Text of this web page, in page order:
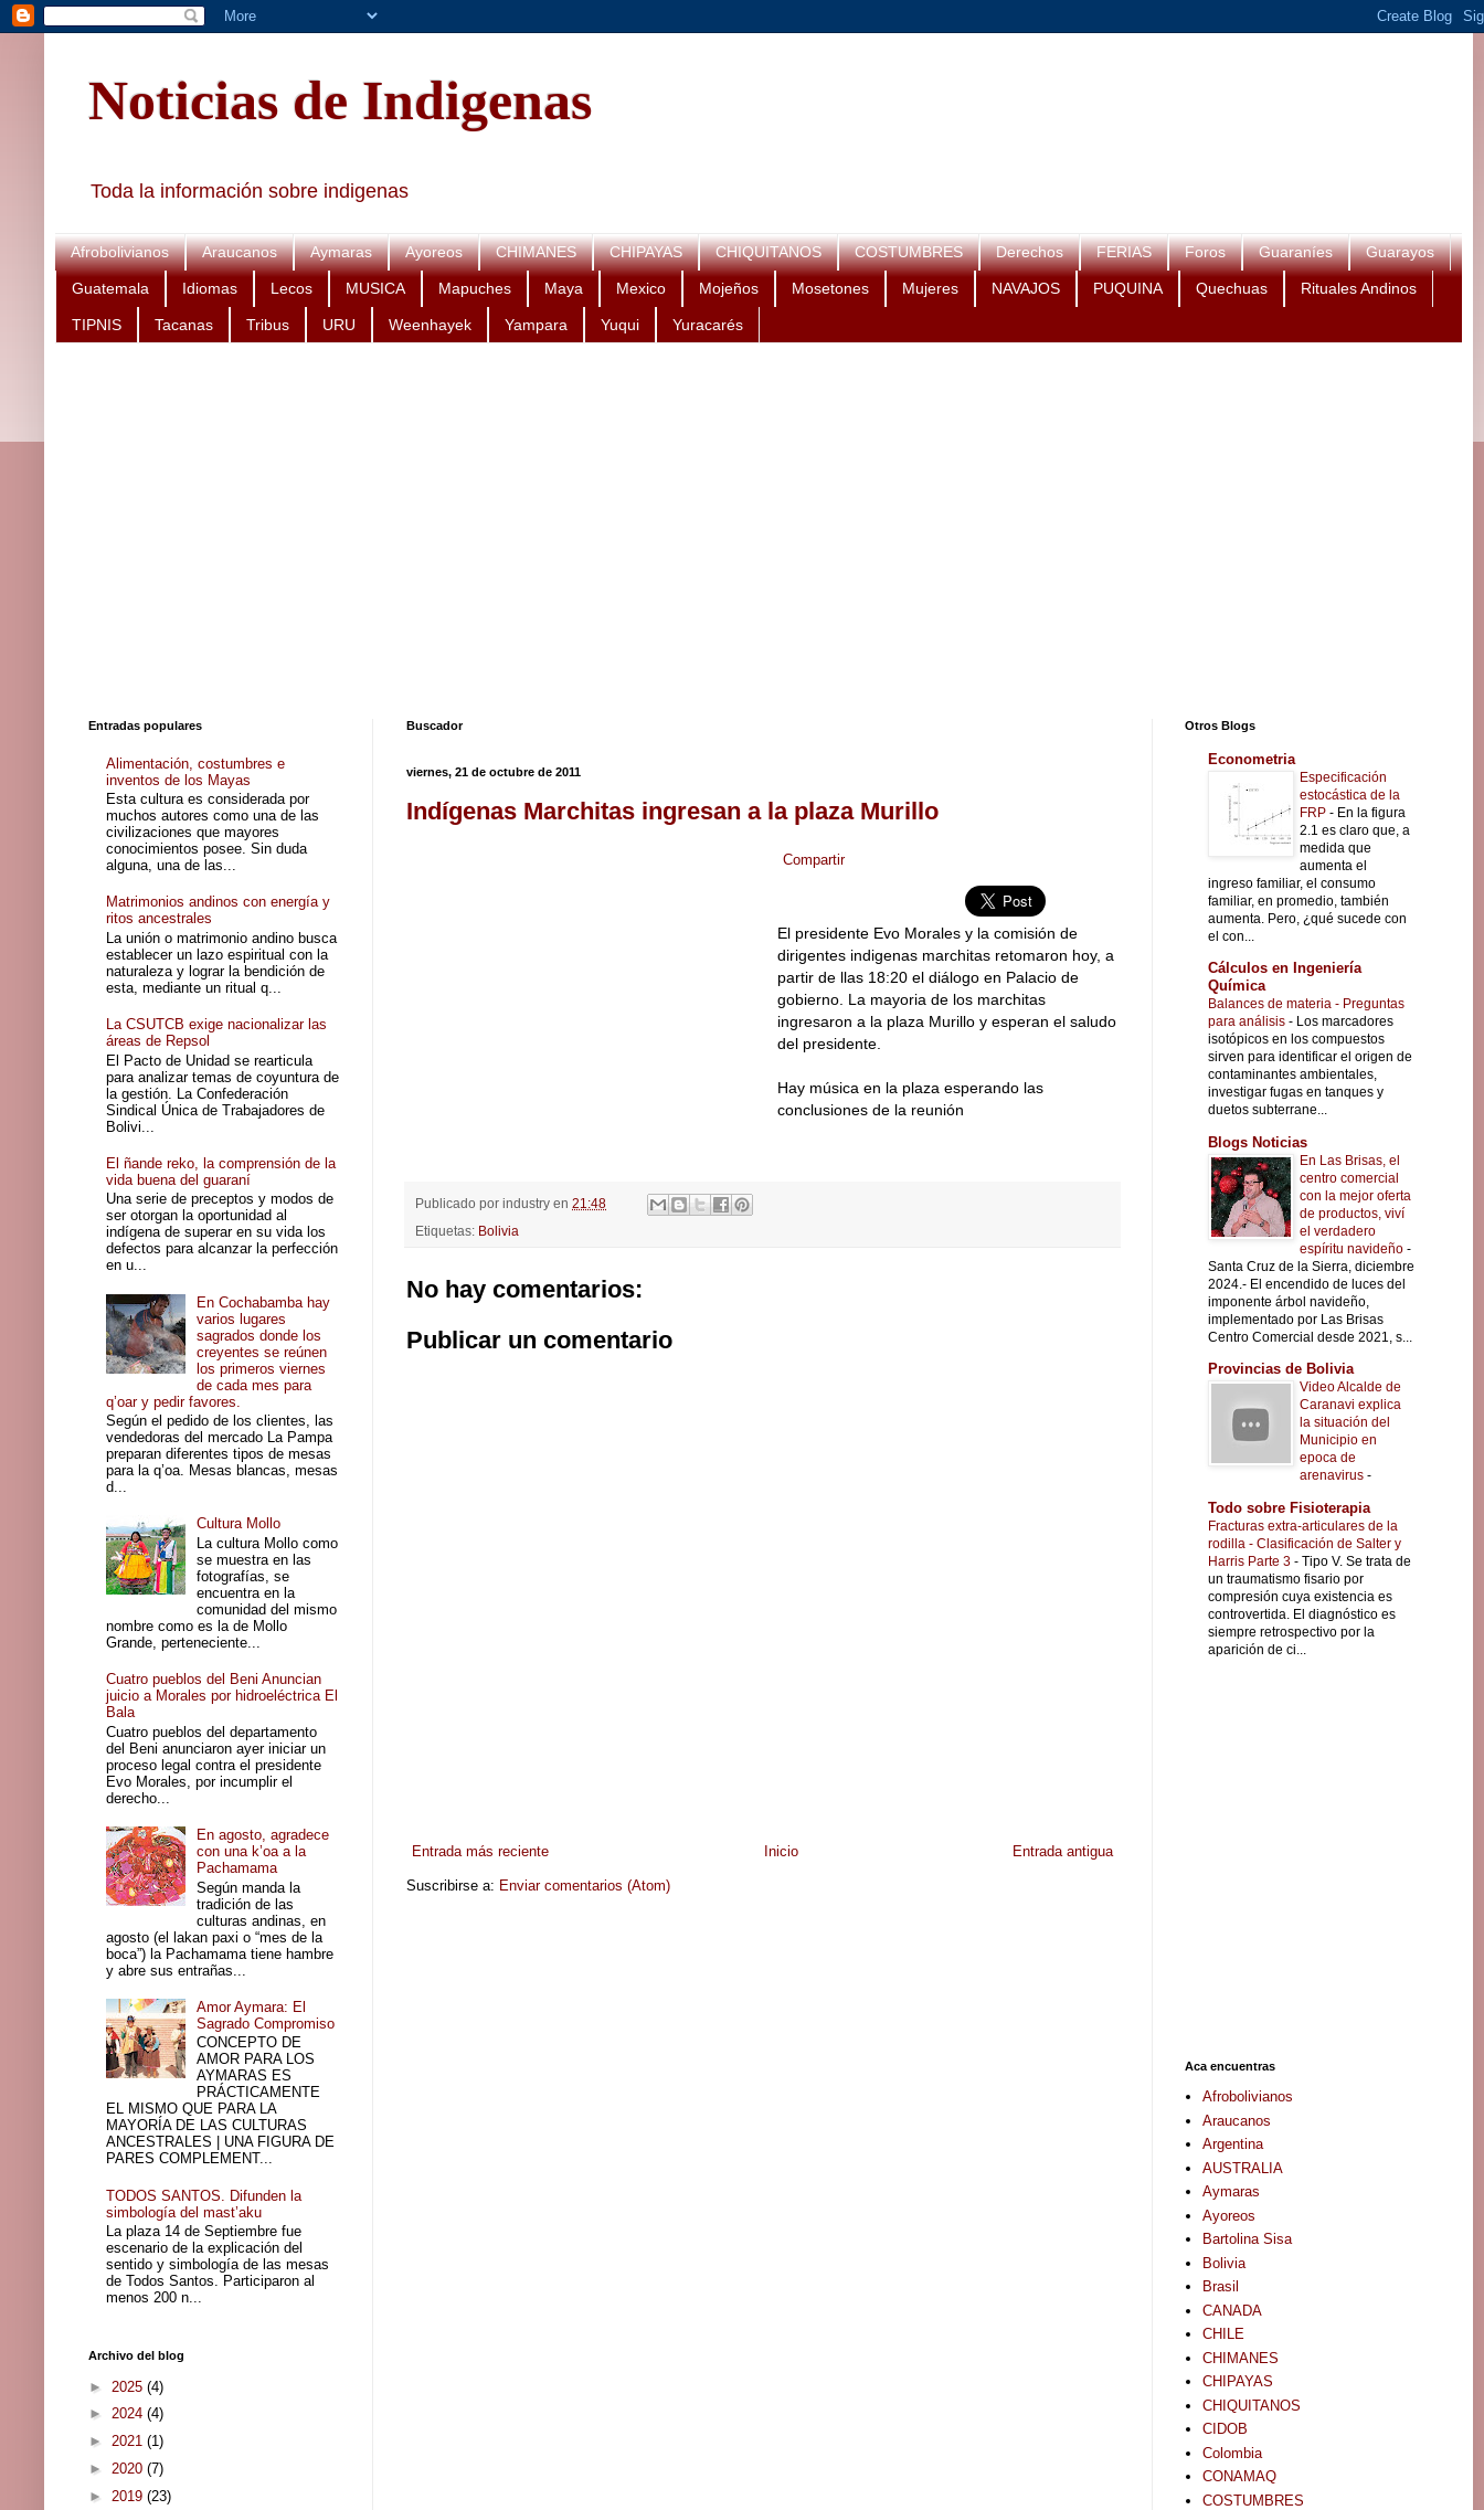
Noticias de Indigenas
Toda la información sobre indigenas
Afrobolivianos Araucanos Aymaras Ayoreos CHIMANES CHIPAYAS CHIQUITANOS COSTUMBRES Derechos FERIAS Foros Guaraníes Guarayos
Guatemala Idiomas Lecos MUSICA Mapuches Maya Mexico Mojeños Mosetones Mujeres NAVAJOS PUQUINA Quechuas Rituales Andinos
TIPNIS Tacanas Tribus URU Weenhayek Yampara Yuqui Yuracarés
Buscador
viernes, 21 de octubre de 2011
Indígenas Marchitas ingresan a la plaza Murillo
Compartir
El presidente Evo Morales y la comisión de
dirigentes indigenas marchitas retomaron hoy, a
partir de llas 18:20 el diálogo en Palacio de
gobierno. La mayoria de los marchitas
ingresaron a la plaza Murillo y esperan el saludo
del presidente.
Hay música en la plaza esperando las
conclusiones de la reunión
Publicado por industry en 21:48
Etiquetas: Bolivia
No hay comentarios:
Publicar un comentario
Entrada más reciente Entrada antigua
Inicio
Suscribirse a: Enviar comentarios (Atom)
Entradas populares
Alimentación, costumbres e
inventos de los Mayas
Esta cultura es considerada por
muchos autores como una de las
civilizaciones que mayores
conocimientos posee. Sin duda
alguna, una de las...
Matrimonios andinos con energía y
ritos ancestrales
La unión o matrimonio andino busca
establecer un lazo espiritual con la
naturaleza y lograr la bendición de
esta, mediante un ritual q...
La CSUTCB exige nacionalizar las
áreas de Repsol
El Pacto de Unidad se rearticula
para analizar temas de coyuntura de
la gestión. La Confederación
Sindical Única de Trabajadores de
Bolivi...
El ñande reko, la comprensión de la
vida buena del guaraní
Una serie de preceptos y modos de
ser otorgan la oportunidad al
indígena de superar en su vida los
defectos para alcanzar la perfección
en u...
En Cochabamba hay
varios lugares
sagrados donde los
creyentes se reúnen
los primeros viernes
de cada mes para
q’oar y pedir favores.
Según el pedido de los clientes, las
vendedoras del mercado La Pampa
preparan diferentes tipos de mesas
para la q’oa. Mesas blancas, mesas
d...
Cultura Mollo
La cultura Mollo como
se muestra en las
fotografías, se
encuentra en la
comunidad del mismo
nombre como es la de Mollo
Grande, perteneciente...
Cuatro pueblos del Beni Anuncian
juicio a Morales por hidroeléctrica El
Bala
Cuatro pueblos del departamento
del Beni anunciaron ayer iniciar un
proceso legal contra el presidente
Evo Morales, por incumplir el
derecho...
En agosto, agradece
con una k’oa a la
Pachamama
Según manda la
tradición de las
culturas andinas, en
agosto (el lakan paxi o “mes de la
boca”) la Pachamama tiene hambre
y abre sus entrañas...
Amor Aymara: El
Sagrado Compromiso
CONCEPTO DE
AMOR PARA LOS
AYMARAS ES
PRÁCTICAMENTE
EL MISMO QUE PARA LA
MAYORÍA DE LAS CULTURAS
ANCESTRALES | UNA FIGURA DE
PARES COMPLEMENT...
TODOS SANTOS. Difunden la
simbología del mast’aku
La plaza 14 de Septiembre fue
escenario de la explicación del
sentido y simbología de las mesas
de Todos Santos. Participaron al
menos 200 n...
Archivo del blog
► 2025 (4)
► 2024 (4)
► 2021 (1)
► 2020 (7)
► 2019 (23)
Otros Blogs
Econometria
Especificación
estocástica de la
FRP - En la figura
2.1 es claro que, a
medida que
aumenta el
ingreso familiar, el consumo
familiar, en promedio, también
aumenta. Pero, ¿qué sucede con
el con...
Cálculos en Ingeniería
Química
Balances de materia - Preguntas
para análisis - Los marcadores
isotópicos en los compuestos
sirven para identificar el origen de
contaminantes ambientales,
investigar fugas en tanques y
duetos subterrane...
Blogs Noticias
En Las Brisas, el
centro comercial
con la mejor oferta
de productos, viví
el verdadero
espíritu navideño -
Santa Cruz de la Sierra, diciembre
2024.- El encendido de luces del
imponente árbol navideño,
implementado por Las Brisas
Centro Comercial desde 2021, s...
Provincias de Bolivia
Video Alcalde de
Caranavi explica
la situación del
Municipio en
epoca de
arenavirus -
Todo sobre Fisioterapia
Fracturas extra-articulares de la
rodilla - Clasificación de Salter y
Harris Parte 3 - Tipo V. Se trata de
un traumatismo fisario por
compresión cuya existencia es
controvertida. El diagnóstico es
siempre retrospectivo por la
aparición de ci...
Aca encuentras
Afrobolivianos
Araucanos
Argentina
AUSTRALIA
Aymaras
Ayoreos
Bartolina Sisa
Bolivia
Brasil
CANADA
CHILE
CHIMANES
CHIPAYAS
CHIQUITANOS
CIDOB
Colombia
CONAMAQ
COSTUMBRES